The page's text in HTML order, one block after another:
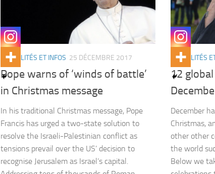
ACTUALITÉS ET INFOS 25 DÉCEMBRE 2017
Pope warns of ‘winds of battle’
in Christmas message
In his traditional Christmas message, Pope
Francis has urged a two-state solution to
resolve the Israeli-Palestinian conflict as
tensions prevail over the US’ decision to
recognise Jerusalem as Israel’s capital.
ACTUALITÉS
12
December
Christmas,
other other
the world
Below we